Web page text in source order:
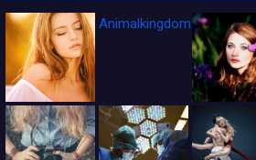
Animalkingdom_FichaCine